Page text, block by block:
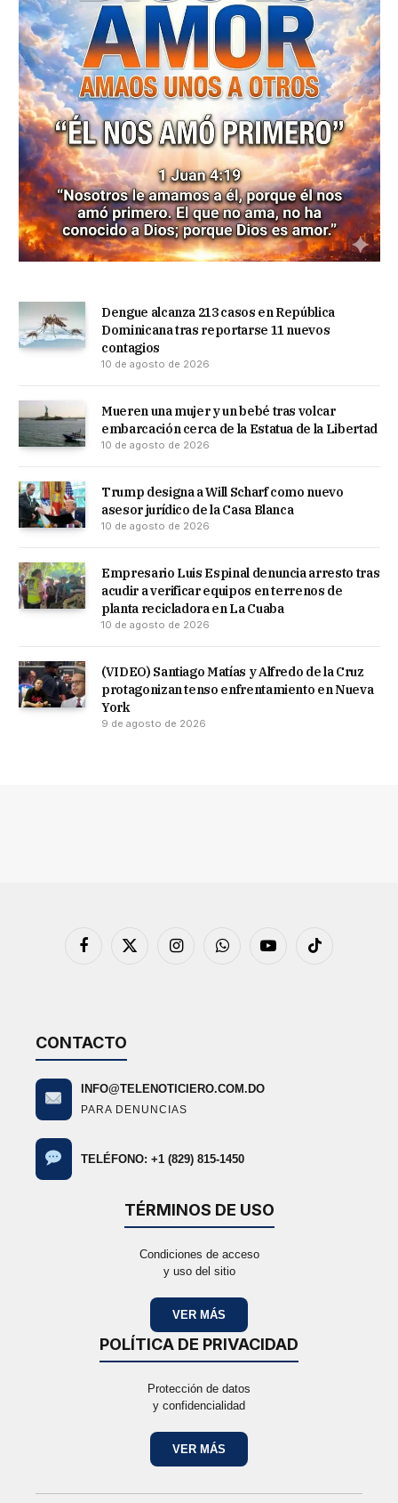
Dengue alcanza 213 casos en República
Dominicana tras reportarse 11 nuevos
contagios
10 de agosto de 2026
Mueren una mujer y un bebé tras volcar
embarcación cerca de la Estatua de la Libertad
10 de agosto de 2026
Trump designa a Will Scharf como nuevo
asesor jurídico de la Casa Blanca
10 de agosto de 2026
Empresario Luis Espinal denuncia arresto tras
acudir a verificar equipos en terrenos de
planta recicladora en La Cuaba
10 de agosto de 2026
(VIDEO) Santiago Matías y Alfredo de la Cruz
protagonizan tenso enfrentamiento en Nueva
York
9 de agosto de 2026
Facebook
X
InstagramWhatsAppYouTubeTikTok
CONTACTO
INFO@TELENOTICIERO.COM.DO
PARA DENUNCIAS
TELÉFONO: +1 (829) 815-1450
TÉRMINOS DE USO
Condiciones de acceso
y uso del sitio
VER MÁS
POLÍTICA DE PRIVACIDAD
Protección de datos
y confidencialidad
VER MÁS